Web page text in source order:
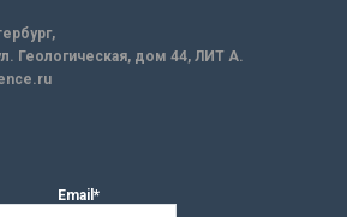
Геологическая, дом 44, ЛИТ А.
Email*